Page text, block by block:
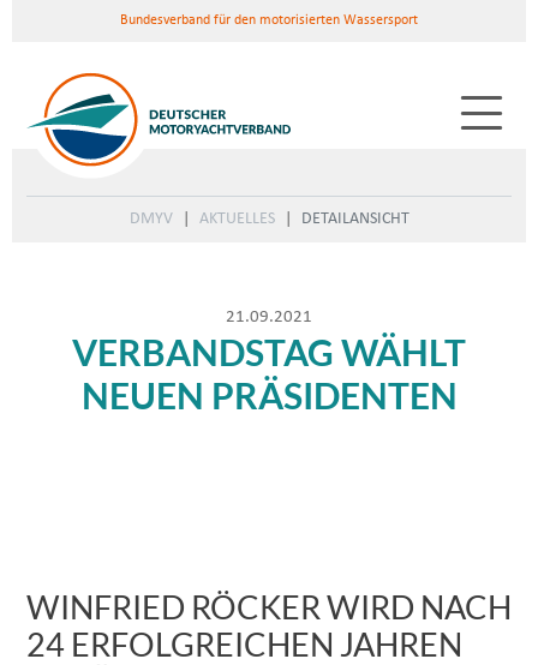
Bundesverband für den motorisierten Wassersport
DMYV AKTUELLES DETAILANSICHT
21.09.2021
VERBANDSTAG WÄHLT
NEUEN PRÄSIDENTEN
WINFRIED RÖCKER WIRD NACH
24 ERFOLGREICHEN JAHREN